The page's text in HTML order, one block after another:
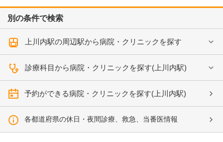
別の条件で検索
上川内駅の周辺駅から病院・クリニックを探す
診療科目から病院・クリニックを探す(上川内駅)
予約ができる病院・クリニックを探す(上川内駅)
各都道府県の休日・夜間診療、救急、当番医情報